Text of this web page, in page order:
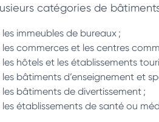
catégories de
les immeubles de bureaux ;
les commerces et les centres
les hôtels et les établissements
les bâtiments d’enseignement et
les bâtiments de divertissement ;
les établissements de santé ou